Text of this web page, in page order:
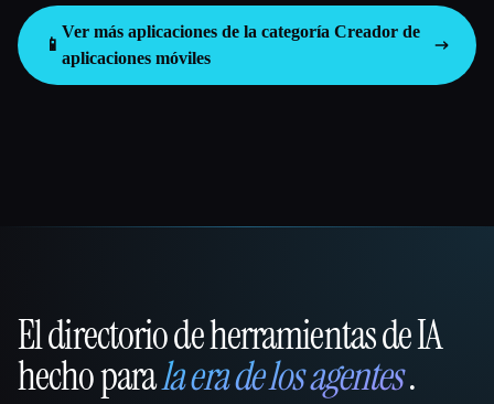
📱
Ver más aplicaciones de la categoría Creador de
aplicaciones móviles
That AI Collection
El directorio de herramientas de IA
hecho parala era de los agentes.